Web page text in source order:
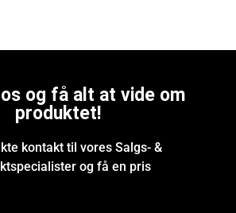
og få alt at vide om
produktet!
kontakt til vores Salgs- &
og få en pris